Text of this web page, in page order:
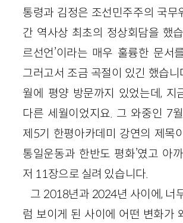
통령과 김정은 조선민주주의 국무
간 역사상 최초의 정상회담을 했
르선언’이라는 매우 훌륭한 문서
그러고서 조금 곡절이 있긴 했습
월에 평양 방문까지 있었는데, 지
다른 세월이었지요. 그 와중인 7
제5기 한평아카데미 강연의 제목
통일운동과 한반도 평화’였고 아
저 11장으로 실려 있습니다.
그 2018년과 2024년 사이에, 너
럼 보이게 된 사이에 어떤 변화가